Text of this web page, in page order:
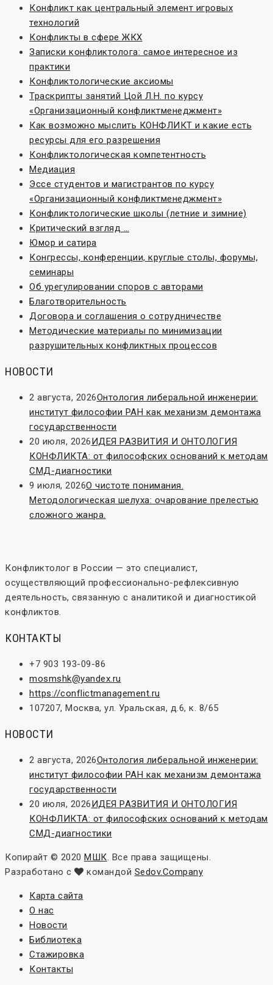
Конфликт как центральный элемент игровых
технологий
Конфликты в сфере ЖКХ
Записки конфликтолога: самое интересное из
практики
Конфликтологические аксиомы
Траскрипты занятий Цой Л.Н. по курсу
«Организационный конфликтменеджмент»
Как возможно мыслить КОНФЛИКТ и какие есть
ресурсы для его разрешения
Конфликтологическая компетентность
Медиация
Эссе студентов и магистрантов по курсу
«Организационный конфликтменеджмент»
Конфликтологические школы (летние и зимние)
Критический взгляд …
Юмор и сатира
Конгрессы, конференции, круглые столы, форумы,
семинары
Об урегулировании споров с авторами
Благотворительность
Договора и соглашения о сотрудничестве
Методические материалы по минимизации
разрушительных конфликтных процессов
НОВОСТИ
2 августа, 2026Онтология либеральной инженерии:
институт философии РАН как механизм демонтажа
государственности
20 июля, 2026ИДЕЯ РАЗВИТИЯ И ОНТОЛОГИЯ
КОНФЛИКТА: от философских оснований к методам
СМД-диагностики
9 июля, 2026О чистоте понимания.
Методологическая шелуха: очарование прелестью
сложного жанра.
Конфликтолог в России — это специалист,
осуществляющий профессионально-рефлексивную
деятельность, связанную с аналитикой и диагностикой
конфликтов.
КОНТАКТЫ
+7 903 193-09-86
mosmshk@yandex.ru
https://conflictmanagement.ru
107207, Москва, ул. Уральская, д.6, к. 8/65
НОВОСТИ
2 августа, 2026Онтология либеральной инженерии:
институт философии РАН как механизм демонтажа
государственности
20 июля, 2026ИДЕЯ РАЗВИТИЯ И ОНТОЛОГИЯ
КОНФЛИКТА: от философских оснований к методам
СМД-диагностики
Копирайт © 2020 МШК. Все права защищены.
Разработано с
командой Sedov.Company
Карта сайта
О нас
Новости
Библиотека
Стажировка
Контакты